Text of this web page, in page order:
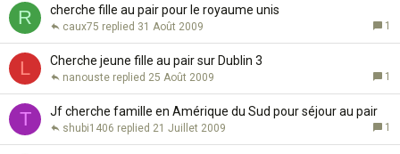
R cherche fille au pair pour le royaume unis
1
31 Août 2009
caux75
L Cherche jeune fille au pair sur Dublin 3
1
25 Août 2009
nanouste
T Jf cherche famille en Amérique du Sud pour séjour au pair
1
21 Juillet 2009
shubi1406